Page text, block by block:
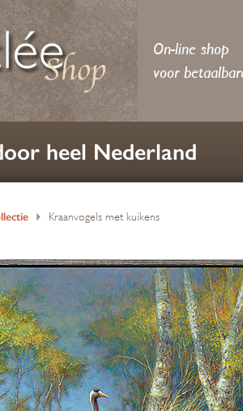
On-line shop
voor
heel Nederland
Kraanvogels met kuikens